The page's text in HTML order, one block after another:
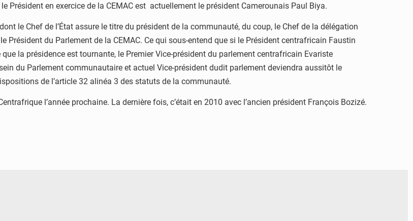
Président en exercice de la CEMAC est actuellement le président Camerounais Paul Biya.
le Chef de l’État assure le titre du président de la communauté, du coup, le Chef de la délégation
du Parlement de la CEMAC. Ce qui sous-entend que si le Président centrafricain Faustin
la présidence est tournante, le Premier Vice-président du parlement centrafricain Evariste
du Parlement communautaire et actuel Vice-président dudit parlement deviendra aussitôt le
de l’article 32 alinéa 3 des statuts de la communauté.
l’année prochaine. La dernière fois, c’était en 2010 avec l’ancien président François Bozizé.